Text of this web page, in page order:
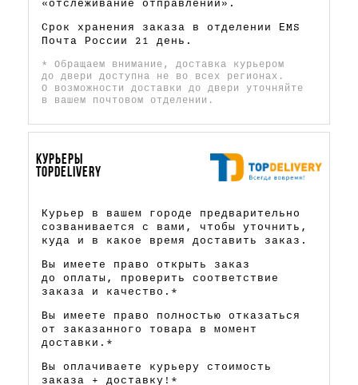
«отслеживание отправлений».
Срок хранения заказа в отделении ЕMS
Почта России 21 день.
* Обращаем внимание, доставка курьером
до двери доступна не во всех регионах.
О возможности доставки до двери уточняйте
в вашем почтовом отделении.
КУРЬЕРЫ
TOPDELIVERY
Курьер в вашем городе предварительно
созванивается с вами, чтобы уточнить,
куда и в какое время доставить заказ.
Вы имеете право открыть заказ
до оплаты, проверить соответствие
заказа и качество.*
Вы имеете право полностью отказаться
от заказанного товара в момент
доставки.*
Вы оплачиваете курьеру стоимость
заказа + доставку!*